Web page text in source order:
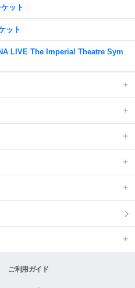
ット
ット
LIVE The Imperial Theatre Sym
ご利用ガイド